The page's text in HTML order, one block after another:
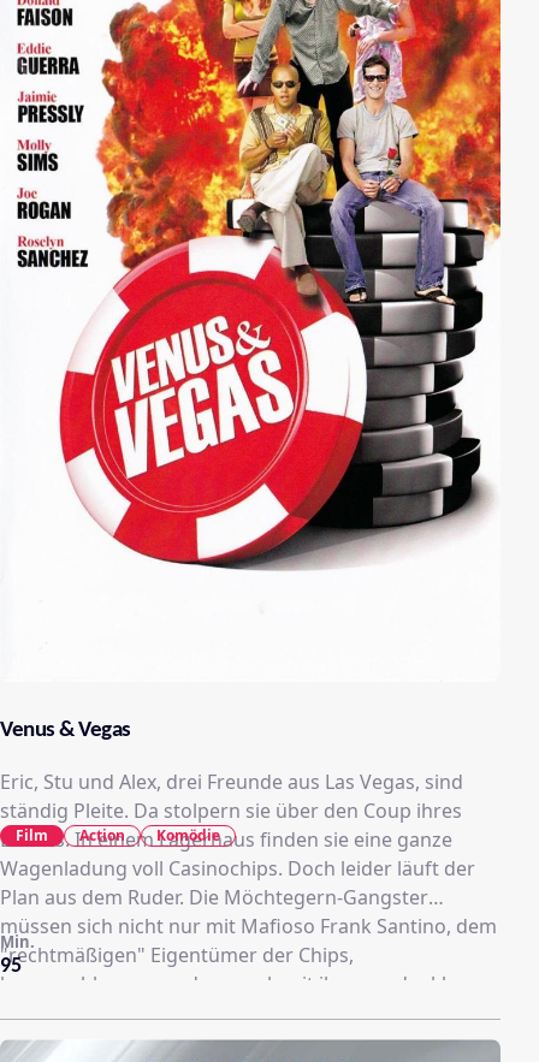
Venus & Vegas
Eric, Stu und Alex, drei Freunde aus Las Vegas, sind
ständig Pleite. Da stolpern sie über den Coup ihres
Lebens. In einem Lagerhaus finden sie eine ganze
Wagenladung voll Casinochips. Doch leider läuft der
Plan aus dem Ruder. Die Möchtegern-Gangster
müssen sich nicht nur mit Mafioso Frank Santino, dem
"rechtmäßigen" Eigentümer der Chips,
herumschlagen, sondern auch mit ihren undankbaren
Freundinnen .
95
Min.
Film Action Komödie